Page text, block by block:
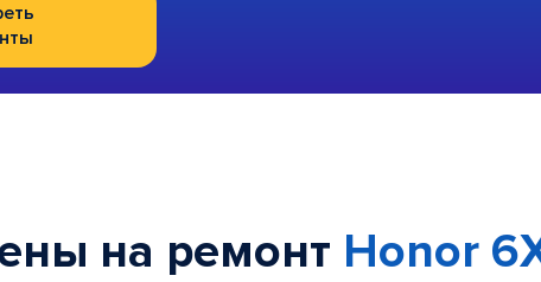
на ремонт Honor